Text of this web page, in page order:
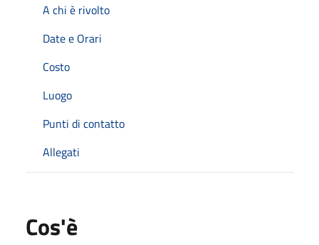
A chi è rivolto
Date e Orari
Costo
Luogo
Punti di contatto
Allegati
Cos'è